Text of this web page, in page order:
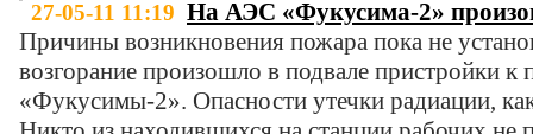
27-05-11 11:19 На АЭС «Фукусима-2»
Причины возникновения пожара пока не
возгорание произошло в подвале пристройки к
«Фукусимы-2». Опасности утечки радиации,